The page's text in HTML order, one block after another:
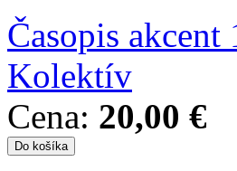
Časopis akcent
Kolektív
Cena: 20,00 €